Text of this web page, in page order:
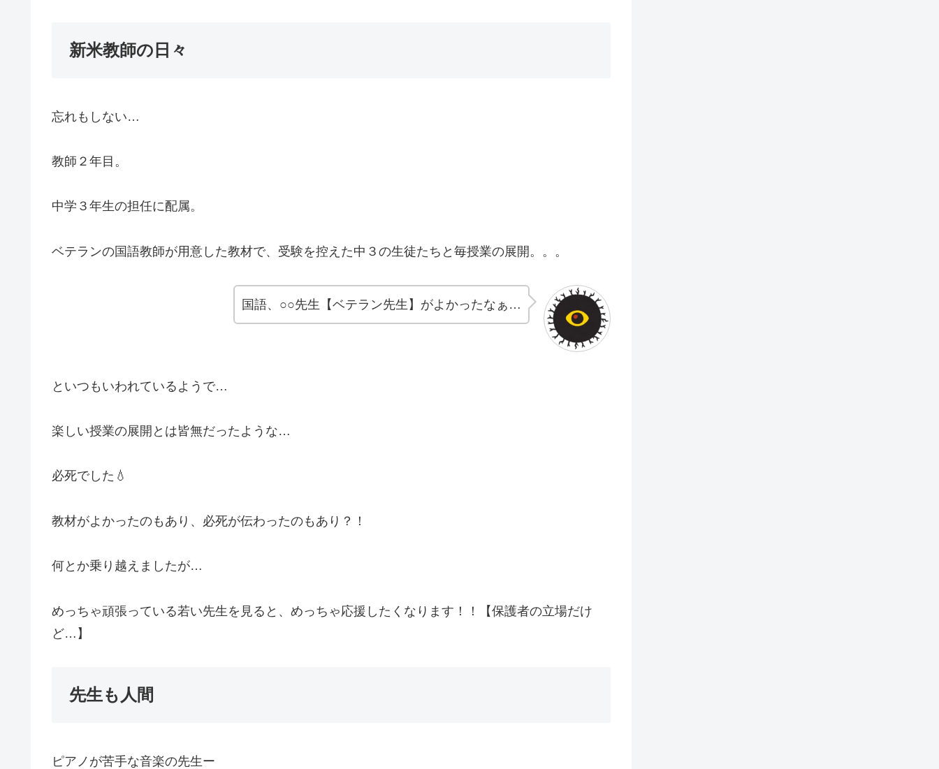
新米教師の日々
忘れもしない…
教師２年目。
中学３年生の担任に配属。
ベテランの国語教師が用意した教材で、受験を控えた中３の生徒たちと毎授業の展開。。。
国語、○○先生【ベテラン先生】がよかったなぁ…
といつもいわれているようで…
楽しい授業の展開とは皆無だったような…
必死でした💧
教材がよかったのもあり、必死が伝わったのもあり？！
何とか乗り越えましたが…
めっちゃ頑張っている若い先生を見ると、めっちゃ応援したくなります！！【保護者の立場だけ
ど…】
先生も人間
ピアノが苦手な音楽の先生ー